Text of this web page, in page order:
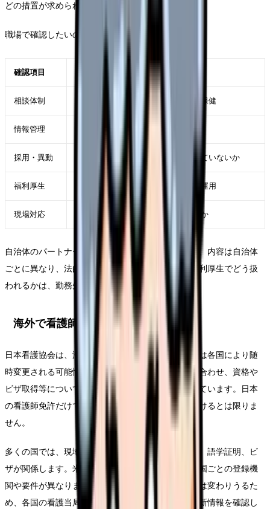
どの措置が求められます。
職場で確認したいのは次です。
確認項目
相談体制 ハラスメント相談窓口、人事、産業保健
情報管理
採用・異動 適性・能力に関係ない事項で扱われていないか
福利厚生 パートナーシップ制度や家族扱いの運用
現場対応 更衣、呼称、患者対応で相談できるか
自治体のパートナーシップ制度は広がっていますが、内容は自治体
ごとに異なり、法的婚姻と同じではありません。福利厚生でどう扱
われるかは、勤務先の規程を確認します。
海外で看護師として働きたい
日本看護協会は、海外で働く場合、資格審査の方法は各国により随
時変更される可能性があるため、各機関に直接問い合わせ、資格や
ビザ取得等について最新情報を確認するよう案内しています。日本
の看護師免許だけでそのまま海外で看護師として働けるとは限りま
せん。
多くの国では、現地の看護師登録、資格審査、試験、語学証明、ビ
ザが関係します。米国、英国、豪州などでも、州や国ごとの登録機
関や要件が異なります。合格基準、費用、必要書類は変わりうるた
め、各国の看護当局、移民当局、日本看護協会で最新情報を確認し